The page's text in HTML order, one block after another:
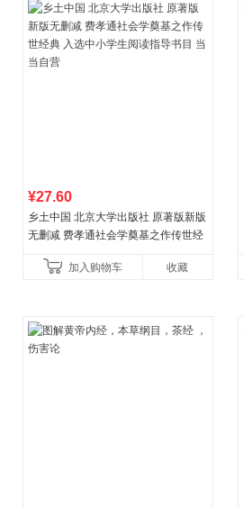
¥27.60
乡土中国 北京大学出版社 原著版新版
无删减 费孝通社会学奠基之作传世经
加入购物车 收藏